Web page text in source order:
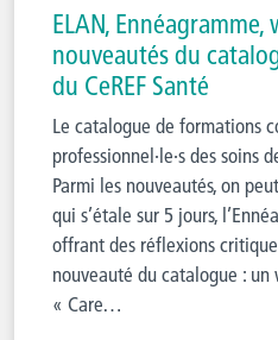
ELAN,
nouveautés du
du CeREF Santé
Le catalogue de formations
professionnel·le·s des soins
Parmi les nouveautés, on
qui s’étale sur 5 jours,
offrant des réflexions
nouveauté du catalogue :
« Care…